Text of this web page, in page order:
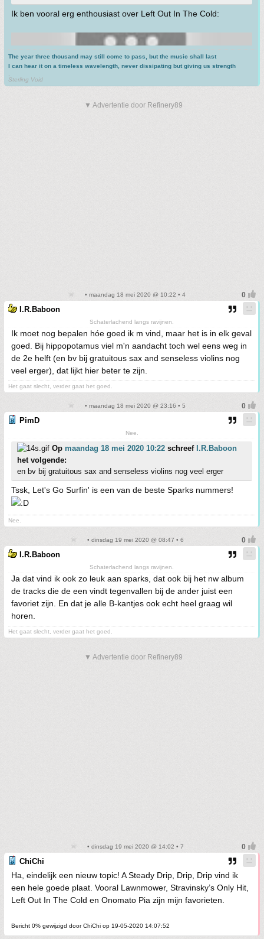
Ik ben vooral erg enthousiast over Left Out In The Cold:
The year three thousand may still come to pass, but the music shall last
I can hear it on a timeless wavelength, never dissipating but giving us strength
Sterling Void
▼ Advertentie door Refinery89
• maandag 18 mei 2020 @ 10:22 • 4
I.R.Baboon
Schaterlachend langs ravijnen.
Ik moet nog bepalen hóe goed ik m vind, maar het is in elk geval
goed. Bij hippopotamus viel m'n aandacht toch wel eens weg in
de 2e helft (en bv bij gratuitous sax and senseless violins nog
veel erger), dat lijkt hier beter te zijn.
Het gaat slecht, verder gaat het goed.
• maandag 18 mei 2020 @ 23:16 • 5
PimD
Nee.
Op maandag 18 mei 2020 10:22 schreef I.R.Baboon
het volgende:
en bv bij gratuitous sax and senseless violins nog veel erger
Tssk, Let's Go Surfin' is een van de beste Sparks nummers!
Nee.
• dinsdag 19 mei 2020 @ 08:47 • 6
I.R.Baboon
Schaterlachend langs ravijnen.
Ja dat vind ik ook zo leuk aan sparks, dat ook bij het nw album
de tracks die de een vindt tegenvallen bij de ander juist een
favoriet zijn. En dat je alle B-kantjes ook echt heel graag wil
horen.
Het gaat slecht, verder gaat het goed.
▼ Advertentie door Refinery89
• dinsdag 19 mei 2020 @ 14:02 • 7
ChiChi
Ha, eindelijk een nieuw topic! A Steady Drip, Drip, Drip vind ik
een hele goede plaat. Vooral Lawnmower, Stravinsky’s Only Hit,
Left Out In The Cold en Onomato Pia zijn mijn favorieten.
Bericht 0% gewijzigd door ChiChi op 19-05-2020 14:07:52